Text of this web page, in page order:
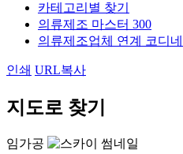
카테고리별 찾기
의류제조 마스터 300
의류제조업체 연계 코디
인쇄 URL복사
지도로 찾기
임가공